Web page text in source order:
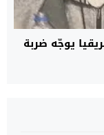
يوجّه ضربة